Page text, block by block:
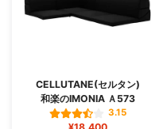
CELLUTANE(セルタン)
和楽のIMONIA Ａ573
3.15